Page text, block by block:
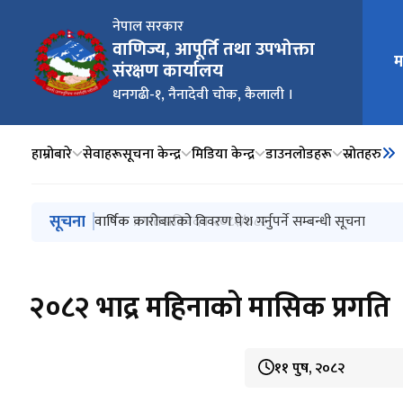
नेपाल सरकार
वाणिज्य, आपूर्ति तथा उपभोक्ता
संरक्षण कार्यालय
धनगढी-१, नैनादेवी चोक, कैलाली ।
मुख्य
हाम्रोबारे सेवाहरूसूचना केन्द्र मिडिया केन्द्र डाउनलोडहरू स्रोतहरु
मुख्य नेभिगेसनमा जानुहोस्
सूचना उपभोक्ता सचेतना सामाग्री
वार्षिक कारोबारको विवरण पेश गर्नुपर्ने सम्बन्धी सूचना
वार्षिक प्रगति प्रतिवेदन २०८१/०८२
२०८२ भाद्र महिनाको मासिक प्रगति
११ पुष, २०८२